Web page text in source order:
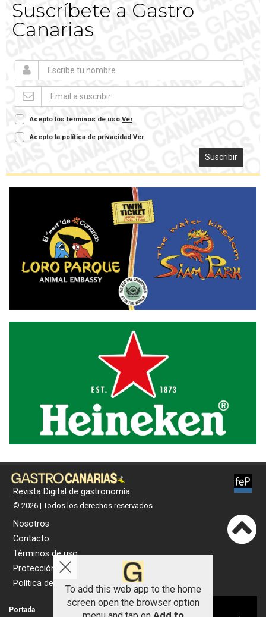
Suscríbete a Gastro
Canarias
Acepto los terminos de uso Ver
Acepto la política de privacidad Ver
Suscribir
Revista Digital de gastronomía
© 2026 | Todos los derechos reservados
Nosotros
Contacto
Términos de uso
Protección de datos
Política de cookies
Portada Actualidad
To add this web app to the home
screen open the browser option
Aviso sobre el Uso de cookies: